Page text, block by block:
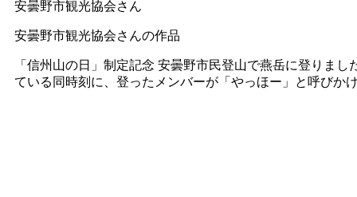
安曇野市観光協会さん
安曇野市観光協会さんの作品
「信州山の日」制定記念 安曇野市民登山で燕岳に登りま
ている同時刻に、登ったメンバーが「やっほー」と呼びか